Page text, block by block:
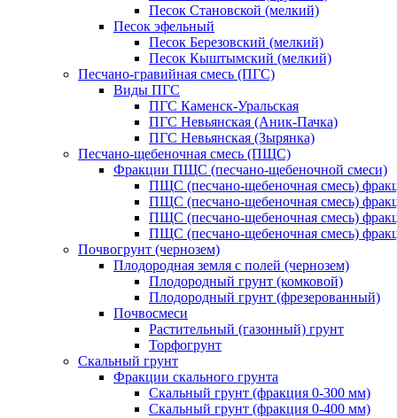
Песок Становской (мелкий)
Песок эфельный
Песок Березовский (мелкий)
Песок Кыштымский (мелкий)
Песчано-гравийная смесь (ПГС)
Виды ПГС
ПГС Каменск-Уральская
ПГС Невьянская (Аник-Пачка)
ПГС Невьянская (Зырянка)
Песчано-щебеночная смесь (ПЩС)
Фракции ПЩС (песчано-щебеночной смеси)
ПЩС (песчано-щебеночная смесь)
ПЩС (песчано-щебеночная смесь)
ПЩС (песчано-щебеночная смесь)
ПЩС (песчано-щебеночная смесь)
Почвогрунт (чернозем)
Плодородная земля с полей (чернозем)
Плодородный грунт (комковой)
Плодородный грунт (фрезерованный)
Почвосмеси
Растительный (газонный) грунт
Торфогрунт
Скальный грунт
Фракции скального грунта
Скальный грунт (фракция 0-300 мм)
Скальный грунт (фракция 0-400 мм)